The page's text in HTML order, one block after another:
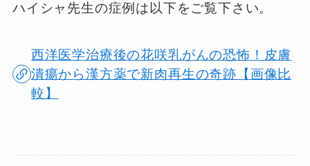
ハイシャ先生の症例は以下をご覧下さい。
西洋医学治療後の花咲乳がんの恐怖！皮膚
潰瘍から漢方薬で新肉再生の奇跡【画像比
較】